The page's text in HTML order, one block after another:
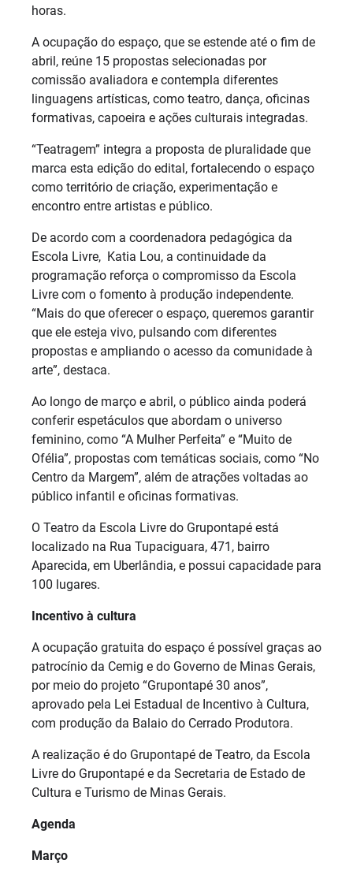
horas.
A ocupação do espaço, que se estende até o fim de
abril, reúne 15 propostas selecionadas por
comissão avaliadora e contempla diferentes
linguagens artísticas, como teatro, dança, oficinas
formativas, capoeira e ações culturais integradas.
“Teatragem” integra a proposta de pluralidade que
marca esta edição do edital, fortalecendo o espaço
como território de criação, experimentação e
encontro entre artistas e público.
De acordo com a coordenadora pedagógica da
Escola Livre, Katia Lou, a continuidade da
programação reforça o compromisso da Escola
Livre com o fomento à produção independente.
“Mais do que oferecer o espaço, queremos garantir
que ele esteja vivo, pulsando com diferentes
propostas e ampliando o acesso da comunidade à
arte”, destaca.
Ao longo de março e abril, o público ainda poderá
conferir espetáculos que abordam o universo
feminino, como “A Mulher Perfeita” e “Muito de
Ofélia”, propostas com temáticas sociais, como “No
Centro da Margem”, além de atrações voltadas ao
público infantil e oficinas formativas.
O Teatro da Escola Livre do Grupontapé está
localizado na Rua Tupaciguara, 471, bairro
Aparecida, em Uberlândia, e possui capacidade para
100 lugares.
Incentivo à cultura
A ocupação gratuita do espaço é possível graças ao
patrocínio da Cemig e do Governo de Minas Gerais,
por meio do projeto “Grupontapé 30 anos”,
aprovado pela Lei Estadual de Incentivo à Cultura,
com produção da Balaio do Cerrado Produtora.
A realização é do Grupontapé de Teatro, da Escola
Livre do Grupontapé e da Secretaria de Estado de
Cultura e Turismo de Minas Gerais.
Agenda
Março